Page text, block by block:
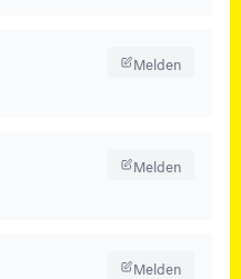
Melden
Melden
Melden